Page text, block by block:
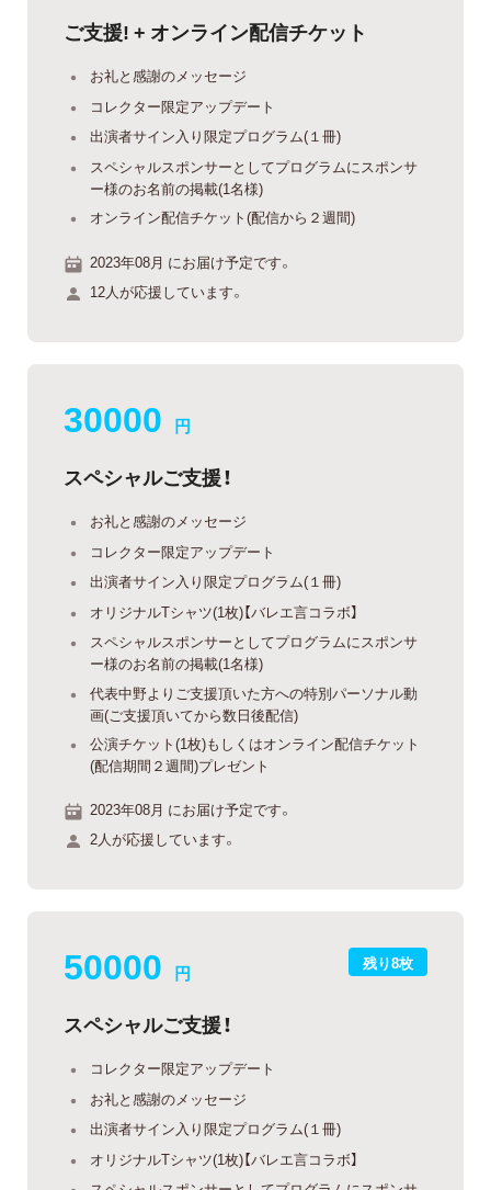
ご支援! + オンライン配信チケット
お礼と感謝のメッセージ
コレクター限定アップデート
出演者サイン入り限定プログラム(１冊)
スペシャルスポンサーとしてプログラムにスポンサ
ー様のお名前の掲載(1名様)
オンライン配信チケット(配信から２週間)
2023年08月 にお届け予定です。
12人が応援しています。
30000 円
スペシャルご支援！
お礼と感謝のメッセージ
コレクター限定アップデート
出演者サイン入り限定プログラム(１冊)
オリジナルTシャツ(1枚)【バレエ言コラボ】
スペシャルスポンサーとしてプログラムにスポンサ
ー様のお名前の掲載(1名様)
代表中野よりご支援頂いた方への特別パーソナル動
画(ご支援頂いてから数日後配信)
公演チケット(1枚)もしくはオンライン配信チケット
(配信期間２週間)プレゼント
2023年08月 にお届け予定です。
2人が応援しています。
残り8枚
50000 円
スペシャルご支援！
コレクター限定アップデート
お礼と感謝のメッセージ
出演者サイン入り限定プログラム(１冊)
オリジナルTシャツ(1枚)【バレエ言コラボ】